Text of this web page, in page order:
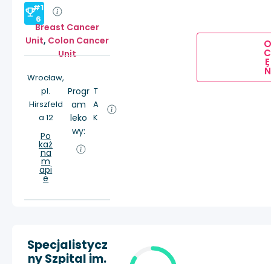
#1
6
Breast Cancer
Unit, Colon Cancer
Unit
Wrocław,
pl.
Hirszfeld
a 12
Po
każ
na
m
api
e
Progr
am
leko
wy:
T
A
K
O
C
E
Ń
Specjalistycz
ny Szpital im.